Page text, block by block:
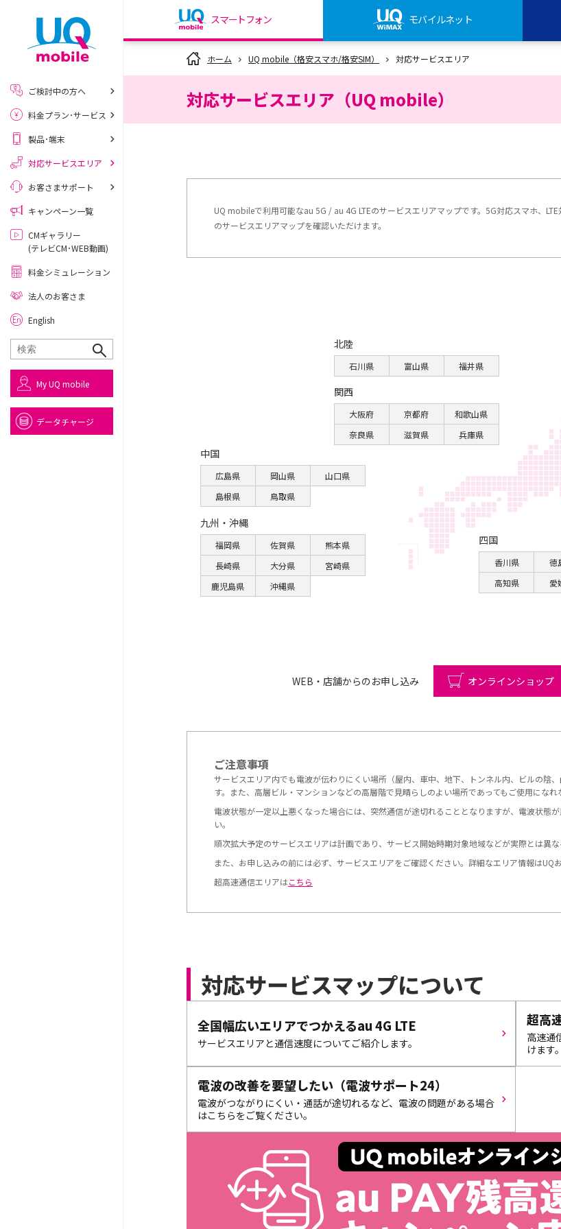
スマートフォン モバイルネット
my UQ WiMAX
My UQ mobile
ホーム UQ mobile（格安スマホ/格安SIM） 対応サービスエリア
対応サービスエリア（UQ mobile）
UQ mobileで利用可能なau 5G / au 4G LTEのサービスエリアマップです。5G対応スマホ、
のサービスエリアマップを確認いただけます。
北陸
石川県 富山県 福井県
関西
大阪府 京都府
和歌山県
奈良県
滋賀県 兵庫県
中国
広島県 岡山県
山口県
島根県
鳥取県
四国
香川県
徳
高知県
愛
九州・沖縄
福岡県 佐賀県
熊本県
長崎県
大分県
宮崎県
鹿児島県
沖縄県
WEB・店舗からのお申し込み オンラインショップ
ご注意事項
サービスエリア内でも電波が伝わりにくい場所（屋内、車中、地下、トンネル内、ビルの陰
す。また、高層ビル・マンションなどの高層階で見晴らしのよい場所であってもご使用になれ
電波状態が一定以上悪くなった場合には、突然通信が途切れることとなりますが、電波状態
い。
順次拡大予定のサービスエリアは計画であり、サービス開始時期対象地域などが実際とは異
また、お申し込みの前には必ず、サービスエリアをご確認ください。詳細なエリア情報はUQ
超高速通信エリアはこちら
対応サービスマップについて
全国幅広いエリアでつかえるau 4G LTE
サービスエリアと通信速度についてご紹介します。
超高
高速通
けます。
電波の改善を要望したい（電波サポート24）
電波がつながりにくい・通話が途切れるなど、電波の問題がある場合
はこちらをご覧ください。
ご検討中の方へ
料金プラン･サービス
製品･端末
対応サービスエリア
お客さまサポート
キャンペーン一覧
CMギャラリー
(テレビCM･WEB動画)
料金シミュレーション
法人のお客さま
English
My UQ mobile
データチャージ